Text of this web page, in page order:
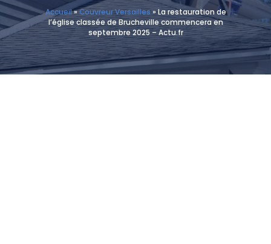
Accueil»Couvreur Versailles»La restauration de
l’église classée de Brucheville commencera en
septembre 2025 – Actu.fr